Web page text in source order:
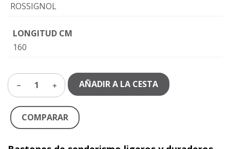
ROSSIGNOL
LONGITUD CM
160
1 AÑADIR A LA CESTA
COMPARAR